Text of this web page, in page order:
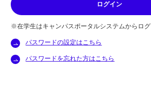
※在学生はキャンパスポータルシステムからログ
パスワードの設定はこちら
パスワードを忘れた方はこちら